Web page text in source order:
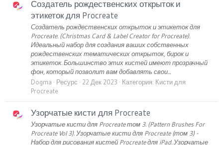
Создатель рождественских открыток и
этикеток для Procreate
Создатель рождественских открыток и этикеток для
Procreate. (Christmas Card & Label Creator for Procreate).
Идеальный набор для создания ваших собственных
рождественских тематических открыток, бирок и
этикеток. Большинство этих кистей имеют прозрачный
фон, который позволит вам добавлять свои...
Dogma
Ресурс 22 Дек 2023 Категория: Кисти для
Procreate
Узорчатые кисти для Procreate
Узорчатые кисти для Procreate том 3. (Pattern Brushes For
Procreate Vol 3). Узорчатые кисти для Procreate (том 3) -
Набор для рисования кистей Procreate для iPad. Узорчатые